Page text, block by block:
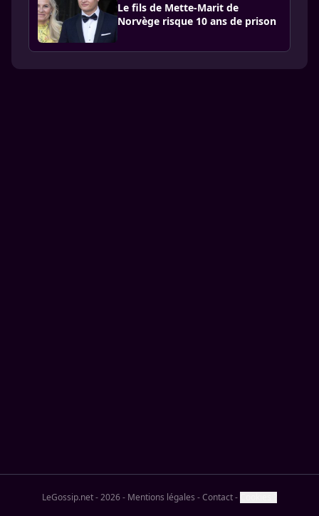
Le fils de Mette-Marit de
Norvège risque 10 ans de prison
LeGossip.net - 2026- Mentions légales -Contact-